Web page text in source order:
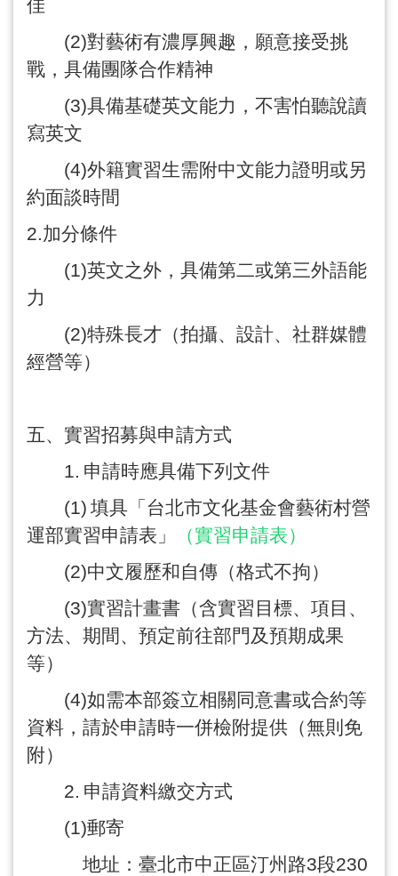
佳
(2)對藝術有濃厚興趣，願意接受挑
戰，具備團隊合作精神
(3)具備基礎英文能力，不害怕聽說讀
寫英文
(4)外籍實習生需附中文能力證明或另
約面談時間
2.加分條件
(1)英文之外，具備第二或第三外語能
力
(2)特殊長才（拍攝、設計、社群媒體
經營等）
五、實習招募與申請方式
1. 申請時應具備下列文件
(1) 填具「台北市文化基金會藝術村營
運部實習申請表」
（實習申請表）
(2)中文履歷和自傳（格式不拘）
(3)實習計畫書（含實習目標、項目、
方法、期間、預定前往部門及預期成果
等）
(4)如需本部簽立相關同意書或合約等
資料，請於申請時一併檢附提供（無則免
附）
2. 申請資料繳交方式
(1)郵寄
地址：臺北市中正區汀州路3段230